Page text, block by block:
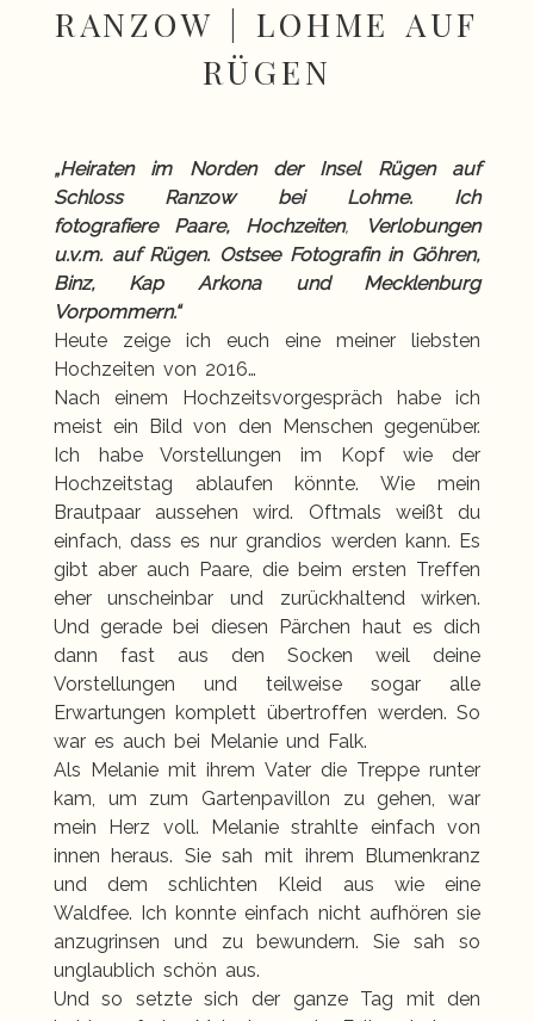
RANZOW | LOHME AUF
RÜGEN
„Heiraten im Norden der Insel Rügen auf
Schloss Ranzow bei Lohme. Ich
fotografierePaare, Hochzeiten,
Verlobungen
u.v.m. auf Rügen. Ostsee Fotografin in Göhren,
Binz, Kap Arkona und Mecklenburg
Vorpommern.“
Heute zeige ich euch eine meiner liebsten
Hochzeiten von 2016…
Nach einem Hochzeitsvorgespräch habe ich
meist ein Bild von den Menschen gegenüber.
Ich habe Vorstellungen im Kopf wie der
Hochzeitstag ablaufen könnte. Wie mein
Brautpaar aussehen wird. Oftmals weißt du
einfach, dass es nur grandios werden kann. Es
gibt aber auch Paare, die beim ersten Treffen
eher unscheinbar und zurückhaltend wirken.
Und gerade bei diesen Pärchen haut es dich
dann fast aus den Socken weil deine
Vorstellungen und teilweise sogar alle
Erwartungen komplett übertroffen werden. So
war es auch bei Melanie und Falk.
Als Melanie mit ihrem Vater die Treppe runter
kam, um zum Gartenpavillon zu gehen, war
mein Herz voll. Melanie strahlte einfach von
innen heraus. Sie sah mit ihrem Blumenkranz
und dem schlichten Kleid aus wie eine
Waldfee. Ich konnte einfach nicht aufhören sie
anzugrinsen und zu bewundern. Sie sah so
unglaublich schön aus.
Und so setzte sich der ganze Tag mit den